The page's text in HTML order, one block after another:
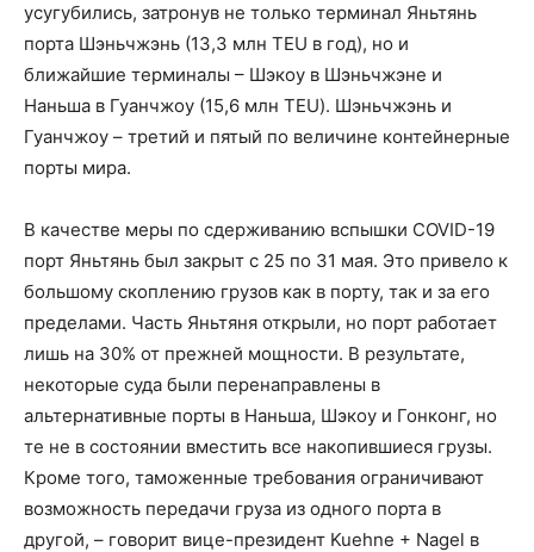
усугубились, затронув не только терминал Яньтянь
порта Шэньчжэнь (13,3 млн TEU в год), но и
ближайшие терминалы – Шэкоу в Шэньчжэне и
Наньша в Гуанчжоу (15,6 млн TEU). Шэньчжэнь и
Гуанчжоу – третий и пятый по величине контейнерные
порты мира.
В качестве меры по сдерживанию вспышки COVID-19
порт Яньтянь был закрыт с 25 по 31 мая. Это привело к
большому скоплению грузов как в порту, так и за его
пределами. Часть Яньтяня открыли, но порт работает
лишь на 30% от прежней мощности. В результате,
некоторые суда были перенаправлены в
альтернативные порты в Наньша, Шэкоу и Гонконг, но
те не в состоянии вместить все накопившиеся грузы.
Кроме того, таможенные требования ограничивают
возможность передачи груза из одного порта в
другой, – говорит вице-президент Kuehne + Nagel в